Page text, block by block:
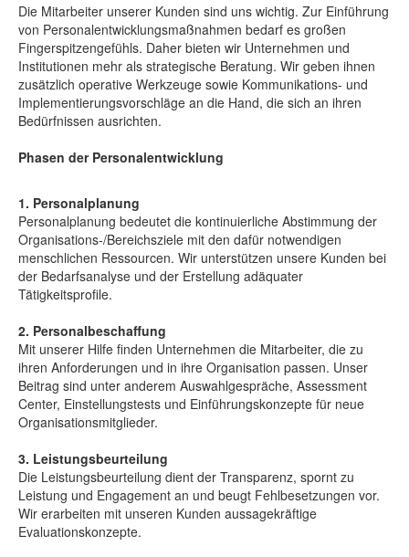
Die Mitarbeiter unserer Kunden sind uns wichtig. Zur Einführung
von Personalentwicklungsmaßnahmen bedarf es großen
Fingerspitzengefühls. Daher bieten wir Unternehmen und
Institutionen mehr als strategische Beratung. Wir geben ihnen
zusätzlich operative Werkzeuge sowie Kommunikations- und
Implementierungsvorschläge an die Hand, die sich an ihren
Bedürfnissen ausrichten.
Phasen der Personalentwicklung
1. Personalplanung
Personalplanung bedeutet die kontinuierliche Abstimmung der
Organisations-/Bereichsziele mit den dafür notwendigen
menschlichen Ressourcen. Wir unterstützen unsere Kunden bei
der Bedarfsanalyse und der Erstellung adäquater
Tätigkeitsprofile.
2. Personalbeschaffung
Mit unserer Hilfe finden Unternehmen die Mitarbeiter, die zu
ihren Anforderungen und in ihre Organisation passen. Unser
Beitrag sind unter anderem Auswahlgespräche, Assessment
Center, Einstellungstests und Einführungskonzepte für neue
Organisationsmitglieder.
3. Leistungsbeurteilung
Die Leistungsbeurteilung dient der Transparenz, spornt zu
Leistung und Engagement an und beugt Fehlbesetzungen vor.
Wir erarbeiten mit unseren Kunden aussagekräftige
Evaluationskonzepte.